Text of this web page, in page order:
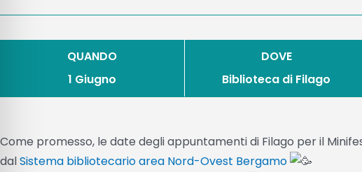
QUANDO
1 Giugno
DOVE
Biblioteca di Filago
Come promesso, le date degli appuntamenti di Filago per il
dalSistema bibliotecario area Nord-Ovest Bergamo